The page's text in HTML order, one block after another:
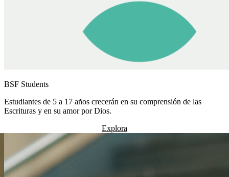
BSF Students
Estudiantes de 5 a 17 años crecerán en su comprensión de las
Escrituras y en su amor por Dios.
Explora